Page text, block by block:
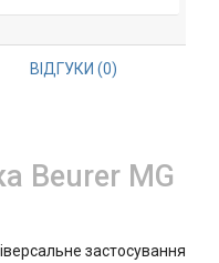
ВІДГУКИ (0)
Beurer MG
застосування